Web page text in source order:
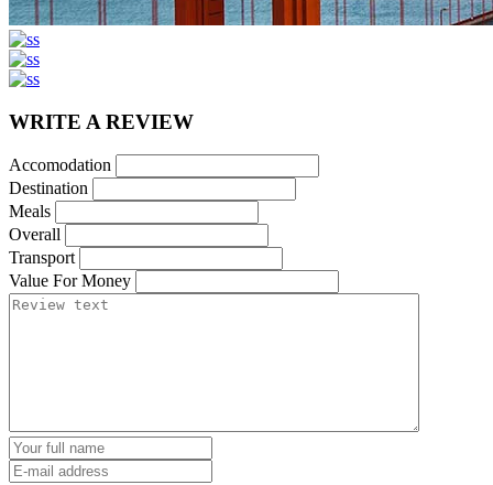
WRITE A REVIEW
Accomodation
Destination
Meals
Overall
Transport
Value For Money